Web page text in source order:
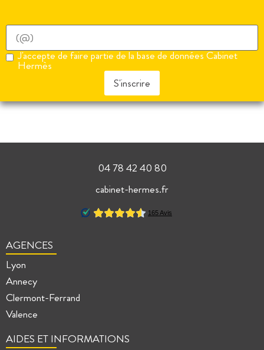
J'accepte de faire partie de la base de données Cabinet
Hermès
S'inscrire
04 78 42 40 80
cabinet-hermes.fr
AGENCES
Lyon
Annecy
Clermont-Ferrand
Valence
AIDES ET INFORMATIONS